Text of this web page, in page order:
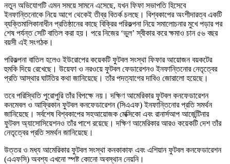
নতুন অভিযোগটি এমন সময়ে সামনে এসেছে, যখন ফিফা সভাপতি হিসেবে
ইনফান্তিনোকে নিয়ে আগে থেকেই তীব্র বিতর্ক চলছে। বিশ্বকাপের অংশীদারত্ব একটি
ব্যক্তিমালিকানাধীন প্রতিষ্ঠানের কাছে বিক্রির পরিকল্পনা নিয়ে সমালোচনার মুখে পড়ার পর
শেষ পর্যন্ত সেটি বাতিল করা হয়। পরে নিজের ‘ভুল’ স্বীকার করে ক্ষমাও চান ৫৬ বছর
বয়সী এই সংগঠক।
পরিকল্পনা বাতিল হলেও ইউরোপের কয়েকটি ফুটবল সংস্থা ফিফার আয়োজন বয়কটের
হুমকি দিয়ে রেখেছে। উয়েফা ও নরওয়ে ফুটবল ফেডারেশনও ইনফান্তিনোর নেতৃত্বের
প্রতি আস্থার ঘাটতির কথা জানিয়েছে। তাঁর পদত্যাগের দাবিও জোরালো হয়েছে।
তবে পরিস্থিতি পুরোপুরি তাঁর বিপক্ষে নয়। দক্ষিণ আমেরিকার ফুটবল কনফেডারেশন
কনমেবল ও আফ্রিকান ফুটবল কনফেডারেশন (সিএএফ) ইনফান্তিনোর প্রতি সমর্থন
জানিয়েছে। সর্বশেষ বিশ্বকাপের সহআয়োজক মেক্সিকো এবং রানার্সআপ আর্জেন্টিনার
ফুটবল অ্যাসোসিয়েশনও তাঁর পাশে রয়েছে। দক্ষিণ আমেরিকার আরও কয়েকটি দেশ তাঁর
নেতৃত্বের প্রতি সমর্থন জানিয়েছে।
উত্তর ও মধ্য আমেরিকার ফুটবল সংস্থা কনকাকাফ এবং এশিয়ান ফুটবল কনফেডারেশন
(এএফসি) অবশ্য এখনো স্পষ্ট কোনো অবস্থান নেয়নি।